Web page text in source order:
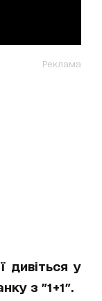
Реклама
дивіться у
з "1+1".